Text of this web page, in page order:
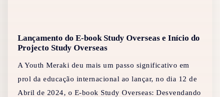
Lançamento do E-book Study Overseas e Início do
Projecto Study Overseas
A Youth Meraki deu mais um passo significativo em
prol da educação internacional ao lançar, no dia 12 de
Abril de 2024, o E-book Study Overseas: Desvendando